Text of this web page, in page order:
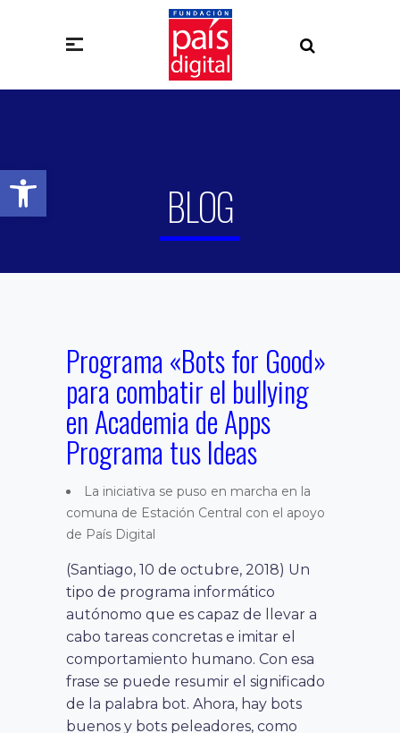
Abrir barra de herramientas
BLOG
Programa «Bots for Good»
para combatir el bullying
en Academia de Apps
Programa tus Ideas
La iniciativa se puso en marcha en la
comuna de Estación Central con el apoyo
de País Digital
(Santiago, 10 de octubre, 2018) Un
tipo de programa informático
autónomo que es capaz de llevar a
cabo tareas concretas e imitar el
comportamiento humano. Con esa
frase se puede resumir el significado
de la palabra bot. Ahora, hay bots
buenos y bots peleadores, como